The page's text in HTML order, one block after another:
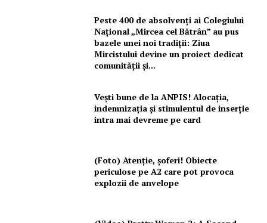
Peste 400 de absolvenți ai Colegiului
Național „Mircea cel Bătrân” au pus
bazele unei noi tradiții: Ziua
Mircistului devine un proiect dedicat
comunității și...
Vești bune de la ANPIS! Alocația,
indemnizația și stimulentul de inserție
intra mai devreme pe card
(Foto) Atenție, șoferi! Obiecte
periculose pe A2 care pot provoca
explozii de anvelope